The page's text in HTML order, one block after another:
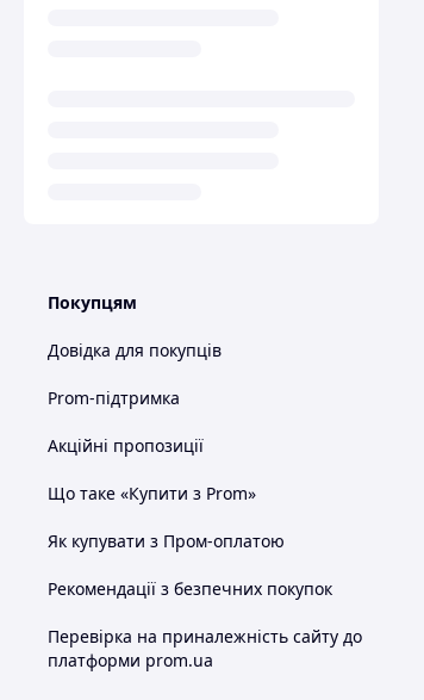
Покупцям
Довідка для покупців
Prom-підтримка
Акційні пропозиції
Що таке «Купити з Prom»
Як купувати з Пром-оплатою
Рекомендації з безпечних покупок
Перевірка на приналежність сайту до
платформи prom.ua